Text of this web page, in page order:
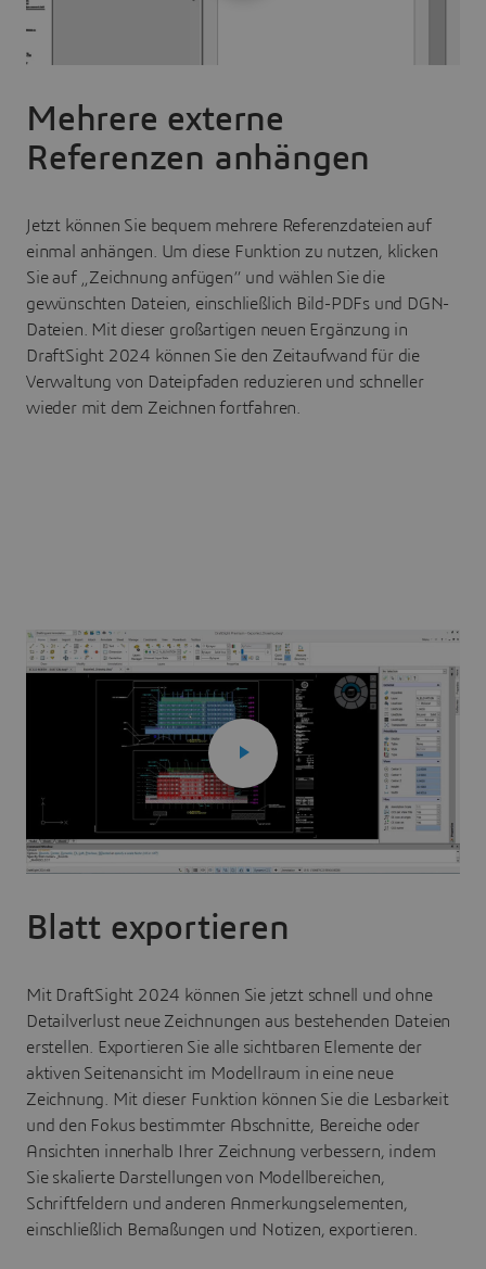
Mehrere externe
Referenzen anhängen
Jetzt können Sie bequem mehrere Referenzdateien auf
einmal anhängen. Um diese Funktion zu nutzen, klicken
Sie auf „Zeichnung anfügen“ und wählen Sie die
gewünschten Dateien, einschließlich Bild-PDFs und DGN-
Dateien. Mit dieser großartigen neuen Ergänzung in
DraftSight 2024 können Sie den Zeitaufwand für die
Verwaltung von Dateipfaden reduzieren und schneller
wieder mit dem Zeichnen fortfahren.
Blatt exportieren
Mit DraftSight 2024 können Sie jetzt schnell und ohne
Detailverlust neue Zeichnungen aus bestehenden Dateien
erstellen. Exportieren Sie alle sichtbaren Elemente der
aktiven Seitenansicht im Modellraum in eine neue
Zeichnung. Mit dieser Funktion können Sie die Lesbarkeit
und den Fokus bestimmter Abschnitte, Bereiche oder
Ansichten innerhalb Ihrer Zeichnung verbessern, indem
Sie skalierte Darstellungen von Modellbereichen,
Schriftfeldern und anderen Anmerkungselementen,
einschließlich Bemaßungen und Notizen, exportieren.